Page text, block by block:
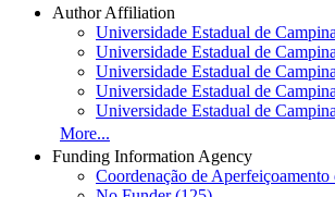
Author Affiliation
Universidade Estadual de
Universidade Estadual de
Universidade Estadual de
Universidade Estadual de
Universidade Estadual de
More...
Funding Information Agency
Coordenação de